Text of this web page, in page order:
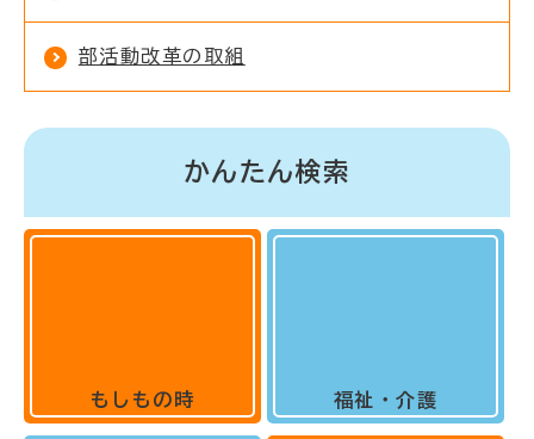
部活動改革の取組
かんたん検索
もしもの時 福祉・介護